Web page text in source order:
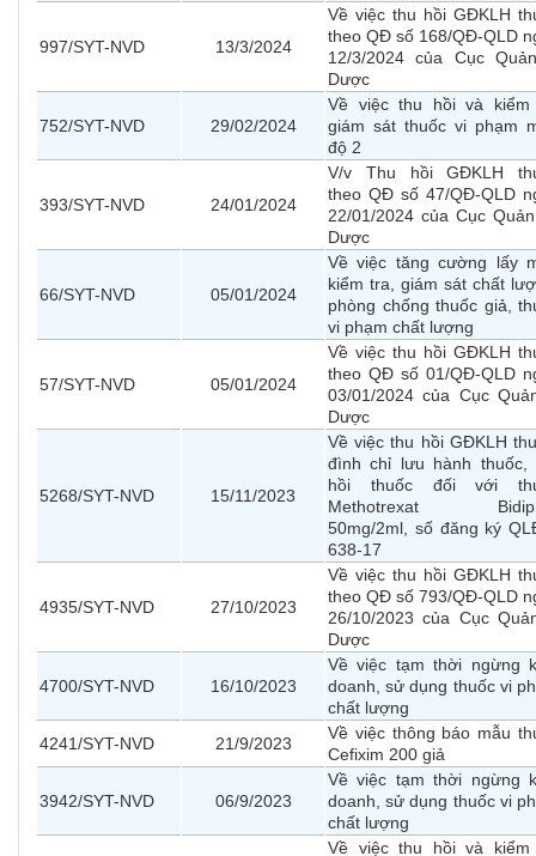
997/SYT-NVD 13/3/2024
Về việc thu hồi GĐKLH
theo QĐ số 168/QĐ-QLD
12/3/2024 của Cục
Dược
752/SYT-NVD 29/02/2024
Về việc thu hồi và kiểm
giám sát thuốc vi phạm
độ 2
393/SYT-NVD 24/01/2024
V/v Thu hồi GĐKLH
theo QĐ số 47/QĐ-QLD
22/01/2024 của Cục
Dược
66/SYT-NVD 05/01/2024
Về việc tăng cường lấy
kiểm tra, giám sát chất
phòng chống thuốc giả,
vi phạm chất lượng
57/SYT-NVD 05/01/2024
Về việc thu hồi GĐKLH
theo QĐ số 01/QĐ-QLD
03/01/2024 của Cục
Dược
5268/SYT-NVD 15/11/2023
Về việc thu hồi GĐKLH
đình chỉ lưu hành thuốc,
hồi thuốc đối với
Methotrexat
50mg/2ml, số đăng ký
638-17
4935/SYT-NVD 27/10/2023
Về việc thu hồi GĐKLH
theo QĐ số 793/QĐ-QLD
26/10/2023 của Cục
Dược
4700/SYT-NVD 16/10/2023
Về việc tạm thời ngừng
doanh, sử dụng thuốc vi
chất lượng
4241/SYT-NVD
21/9/2023
Về việc thông báo mẫu
Cefixim 200 giả
3942/SYT-NVD 06/9/2023
Về việc tạm thời ngừng
doanh, sử dụng thuốc vi
chất lượng
Về việc thu hồi và kiểm